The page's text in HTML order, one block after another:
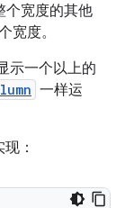
个宽度的其他
宽度。
示一个以上的
一样运
：